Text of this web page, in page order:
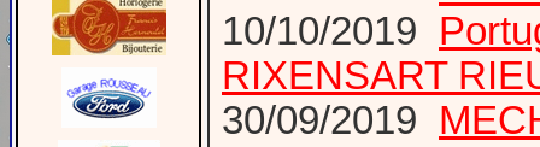
10/10/2019
RIXENSART
30/09/2019